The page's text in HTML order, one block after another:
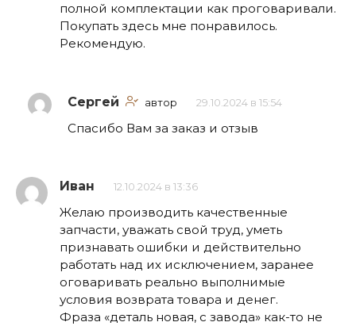
полной комплектации как проговаривали.
Покупать здесь мне понравилось.
Рекомендую.
Сергей автор 29.10.2024 в 15:54
Спасибо Вам за заказ и отзыв
Иван 12.10.2024 в 13:36
Желаю производить качественные
запчасти, уважать свой труд, уметь
признавать ошибки и действительно
работать над их исключением, заранее
оговаривать реально выполнимые
условия возврата товара и денег.
Фраза «деталь новая, с завода» как-то не